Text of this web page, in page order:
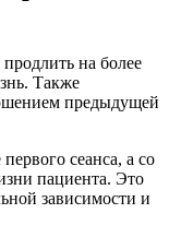
на более
Также
предыдущей
сеанса, а со
пациента. Это
зависимости и